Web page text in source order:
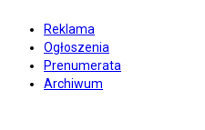
Reklama
Ogłoszenia
Prenumerata
Archiwum